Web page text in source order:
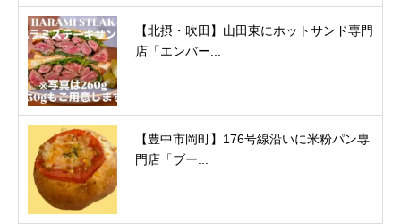
【北摂・吹田】山田東にホットサンド専門
店「エンバー...
【豊中市岡町】176号線沿いに米粉パン専
門店「ブー...